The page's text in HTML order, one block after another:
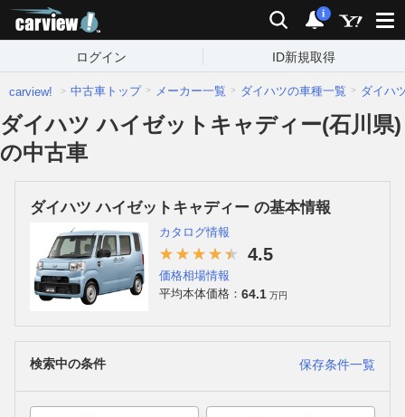
検索 通知
i
ログイン ID新規取得
carview! 中古車トップ メーカー一覧 ダイハツの車種一覧 ダイハ
ダイハツ ハイゼットキャディー(石川県)
の中古車
ダイハツ ハイゼットキャディー の基本情報
カタログ情報
4.5
価格相場情報
平均本体価格： 64.1 万円
検索中の条件 保存条件一覧